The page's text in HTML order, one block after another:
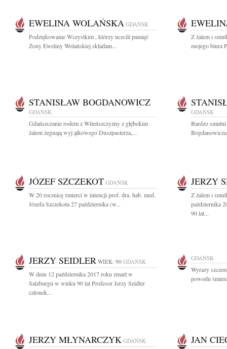
EWELINA WOLAŃSKA GDAŃSK
Podziękowanie Wszystkim , którzy uczcili pamięć
Żony Eweliny Wolańskiej składam...
Z żalem i
mojego biura
STANISŁAW BOGDANOWICZ
GDAŃSK
Gdańszczanie rodem z Wileńszczyzny z głębokim
żalem żegnają wyj ątkowego Duszpasterza,...
GDAŃSK
Bardzo smutni
JÓZEF SZCZEKOT GDAŃSK
W 20 rocznicę śmierci w intencji prof. dra. hab. med.
Józefa Szczekota 27 października (w...
JERZY
Z żalem i
października
90 lat...
JERZY SEIDLER WIEK: 90 GDAŃSK
W dniu 12 października 2017 roku zmarł w
Salzburgu w wieku 90 lat Profesor Jerzy Seidler
członek...
GDAŃSK
Wyrazy
powodu
JERZY MŁYNARCZYK GDAŃSK JAN